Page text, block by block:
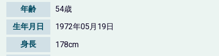
年齢
54歳
生年月日
1972年05月19日
身長
178cm